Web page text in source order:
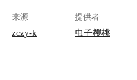
来源
zczy-k
提供者
虫子樱桃